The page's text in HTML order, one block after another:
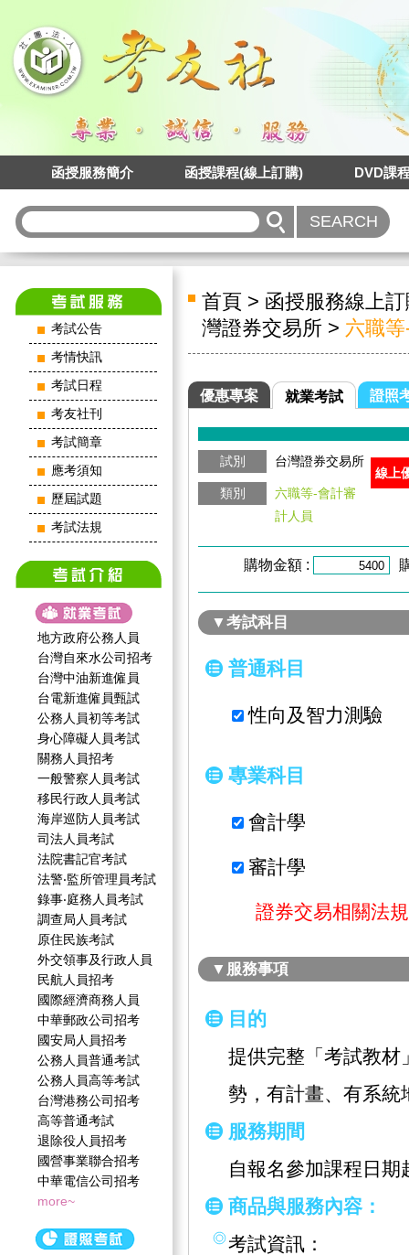
函授服務簡介 函授課程(線上訂購) DVD課
考試公告
考情快訊
考試日程
考友社刊
考試簡章
應考須知
歷屆試題
考試法規
地方政府公務人員
台灣自來水公司招考
台灣中油新進僱員
台電新進僱員甄試
公務人員初等考試
身心障礙人員考試
關務人員招考
一般警察人員考試
移民行政人員考試
海岸巡防人員考試
司法人員考試
法院書記官考試
法警‧監所管理員考試
錄事‧庭務人員考試
調查局人員考試
原住民族考試
外交領事及行政人員
民航人員招考
國際經濟商務人員
中華郵政公司招考
國安局人員招考
公務人員普通考試
公務人員高等考試
台灣港務公司招考
高等普通考試
退除役人員招考
國營事業聯合招考
中華電信公司招考
more~
首頁 > 函授服務線上
灣證券交易所 > 六職
優惠專案 就業考試 證照
試別 台灣證券交易所
類別
六職等-會計審
計人員
線上
購物金額 :
▼考試科目
普通科目
性向及智力測驗
專業科目
會計學
審計學
證券交易相關法規
▼服務事項
目的
提供完整「考試教材
勢，有計畫、有系統
服務期間
自報名參加課程日
商品與服務內容：
考試資訊：